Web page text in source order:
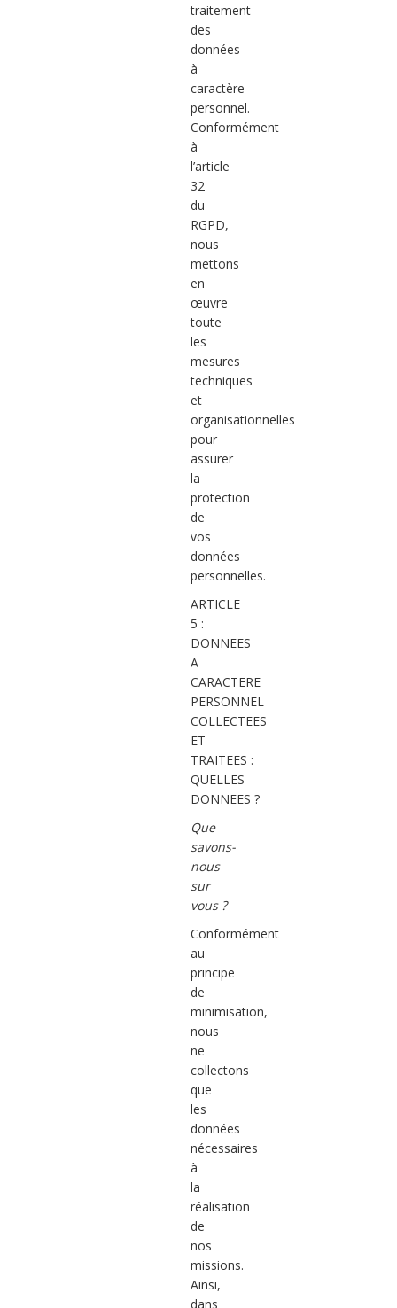
traitement
des
données
à
caractère
personnel.
Conformément
à
l’article
32
du
RGPD,
nous
mettons
en
œuvre
toute
les
mesures
techniques
et
organisationnelles
pour
assurer
la
protection
de
vos
données
personnelles.
ARTICLE
5 :
DONNEES
A
CARACTERE
PERSONNEL
COLLECTEES
ET
TRAITEES :
QUELLES
DONNEES ?
Que
savons-
nous
sur
vous ?
Conformément
au
principe
de
minimisation,
nous
ne
collectons
que
les
données
nécessaires
à
la
réalisation
de
nos
missions.
Ainsi,
dans